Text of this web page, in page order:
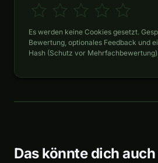
Es werden keine Cookies gesetzt.
Bewertung, optionales Feedback und
Hash (Schutz vor
Das könnte dich